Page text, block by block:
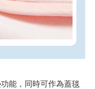
能，同時可作為蓋毯